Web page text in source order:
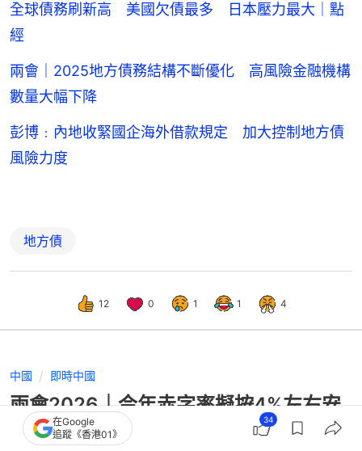
全球債務刷新高 美國欠債最多 日本壓力最大｜點
經
兩會｜2025地方債務結構不斷優化 高風險金融機構
數量大幅下降
彭博﹕內地收緊國企海外借款規定 加大控制地方債
風險力度
地方債
12 0 1 1 4
中國 即時中國
兩會2026｜今年赤字率擬按4%左右安
排 各級政府要更好｢當家理財｣
在Google
追蹤《香港01》
34